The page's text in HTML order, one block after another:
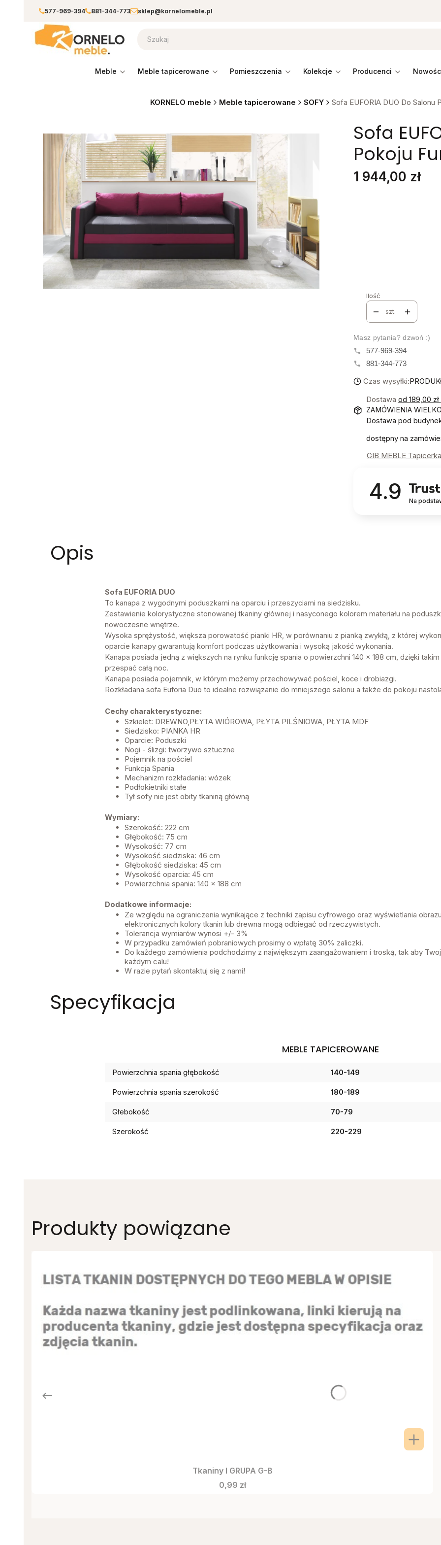
577-969-394 881-344-773 sklep@kornelomeble.pl
meble meble tapicerowane pomieszczenia kolekcje producenci
KORNELO meble Meble tapicerowane SOFY Sofa EUFORIA DUO Do Salonu
Sofa
Pokoju
Cena
1 944,00 zł
Ilość
szt.
Masz pytania? dzwoń :)
577-969-394
881-344-773
Czas wysyłki:
Dostawa od 189,00 zł
ZAMÓWIENIA
Dostawa pod
dostępny na
GIB MEBLE Tapicerka
4.9 Na
Opis
Sofa EUFORIA DUO
To kanapa z wygodnymi poduszkami na oparciu i przeszyciami na siedzisku.
Zestawienie kolorystyczne stonowanej tkaniny głównej i nasyconego kolorem materiału na
nowoczesne wnętrze.
Wysoka sprężystość, większa porowatość pianki HR, w porównaniu z pianką zwykłą, z której
oparcie kanapy gwarantują komfort podczas użytkowania i wysoką jakość wykonania.
Kanapa posiada jedną z większych na rynku funkcję spania o powierzchni 140 x 188 cm, dzięki
przespać całą noc.
Kanapa posiada pojemnik, w którym możemy przechowywać pościel, koce i drobiazgi.
Rozkładana sofa Euforia Duo to idealne rozwiązanie do mniejszego salonu a także do pokoju
Cechy charakterystyczne:
Szkielet: DREWNO,PŁYTA WIÓROWA, PŁYTA PILŚNIOWA, PŁYTA MDF
Siedzisko: PIANKA HR
Oparcie: Poduszki
Nogi - ślizgi: tworzywo sztuczne
Pojemnik na pościel
Funkcja Spania
Mechanizm rozkładania: wózek
Podłokietniki stałe
Tył sofy nie jest obity tkaniną główną
Wymiary:
Szerokość: 222 cm
Głębokość: 75 cm
Wysokość: 77 cm
Wysokość siedziska: 46 cm
Głębokość siedziska: 45 cm
Wysokość oparcia: 45 cm
Powierzchnia spania: 140 x 188 cm
Dodatkowe informacje:
Ze względu na ograniczenia wynikające z techniki zapisu cyfrowego oraz wyświetlania
elektronicznych kolory tkanin lub drewna mogą odbiegać od rzeczywistych.
Tolerancja wymiarów wynosi +/- 3%
W przypadku zamówień pobraniowych prosimy o wpłatę 30% zaliczki.
Do każdego zamówienia podchodzimy z największym zaangażowaniem i troską, tak aby
każdym calu!
W razie pytań skontaktuj się z nami!
Specyfikacja
MEBLE TAPICEROWANE
Powierzchnia spania głębokość 140-149
Powierzchnia spania szerokość 180-189
Głebokość 70-79
Szerokość 220-229
Produkty powiązane
Tkaniny I GRUPA G-B
Cena
0,99 zł